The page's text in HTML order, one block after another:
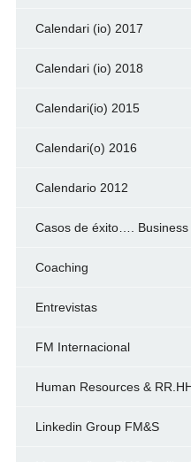
Calendari (io) 2017
Calendari (io) 2018
Calendari(io) 2015
Calendari(o) 2016
Calendario 2012
Casos de éxito….
Coaching
Entrevistas
FM Internacional
Human Resources &
Linkedin Group FM&S